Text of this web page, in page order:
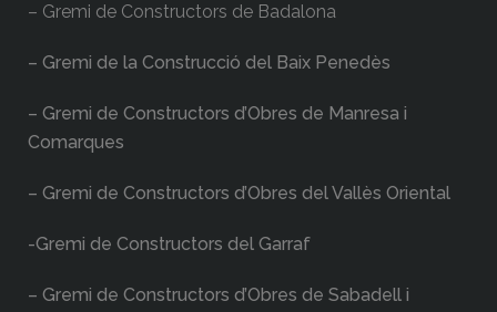
– Gremi de Constructors de Badalona
– Gremi de la Construcció del Baix Penedès
– Gremi de Constructors d’Obres de Manresa i
Comarques
– Gremi de Constructors d’Obres del Vallès Oriental
-Gremi de Constructors del Garraf
– Gremi de Constructors d’Obres de Sabadell i